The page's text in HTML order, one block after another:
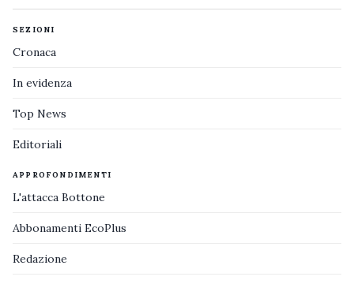
SEZIONI
Cronaca
In evidenza
Top News
Editoriali
APPROFONDIMENTI
L'attacca Bottone
Abbonamenti EcoPlus
Redazione